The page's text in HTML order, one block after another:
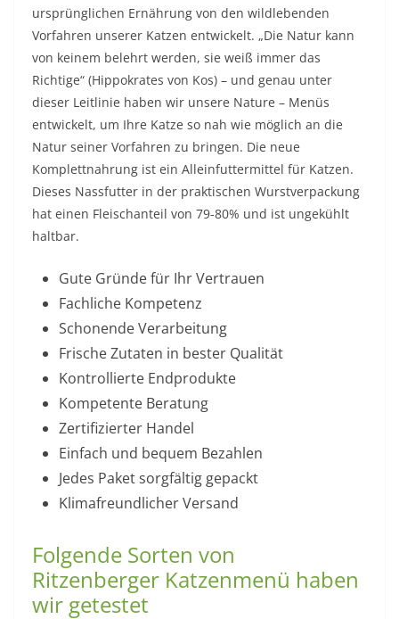
ursprünglichen Ernährung von den wildlebenden
Vorfahren unserer Katzen entwickelt. „Die Natur kann
von keinem belehrt werden, sie weiß immer das
Richtige“ (Hippokrates von Kos) – und genau unter
dieser Leitlinie haben wir unsere Nature – Menüs
entwickelt, um Ihre Katze so nah wie möglich an die
Natur seiner Vorfahren zu bringen. Die neue
Komplettnahrung ist ein Alleinfuttermittel für Katzen.
Dieses Nassfutter in der praktischen Wurstverpackung
hat einen Fleischanteil von 79-80% und ist ungekühlt
haltbar.
Gute Gründe für Ihr Vertrauen
Fachliche Kompetenz
Schonende Verarbeitung
Frische Zutaten in bester Qualität
Kontrollierte Endprodukte
Kompetente Beratung
Zertifizierter Handel
Einfach und bequem Bezahlen
Jedes Paket sorgfältig gepackt
Klimafreundlicher Versand
Folgende Sorten von
Ritzenberger Katzenmenü haben
wir getestet